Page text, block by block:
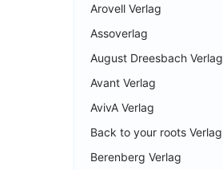
Arovell Verlag
Assoverlag
August Dreesbach Verlag
Avant Verlag
AvivA Verlag
Back to your roots Verlag
Berenberg Verlag